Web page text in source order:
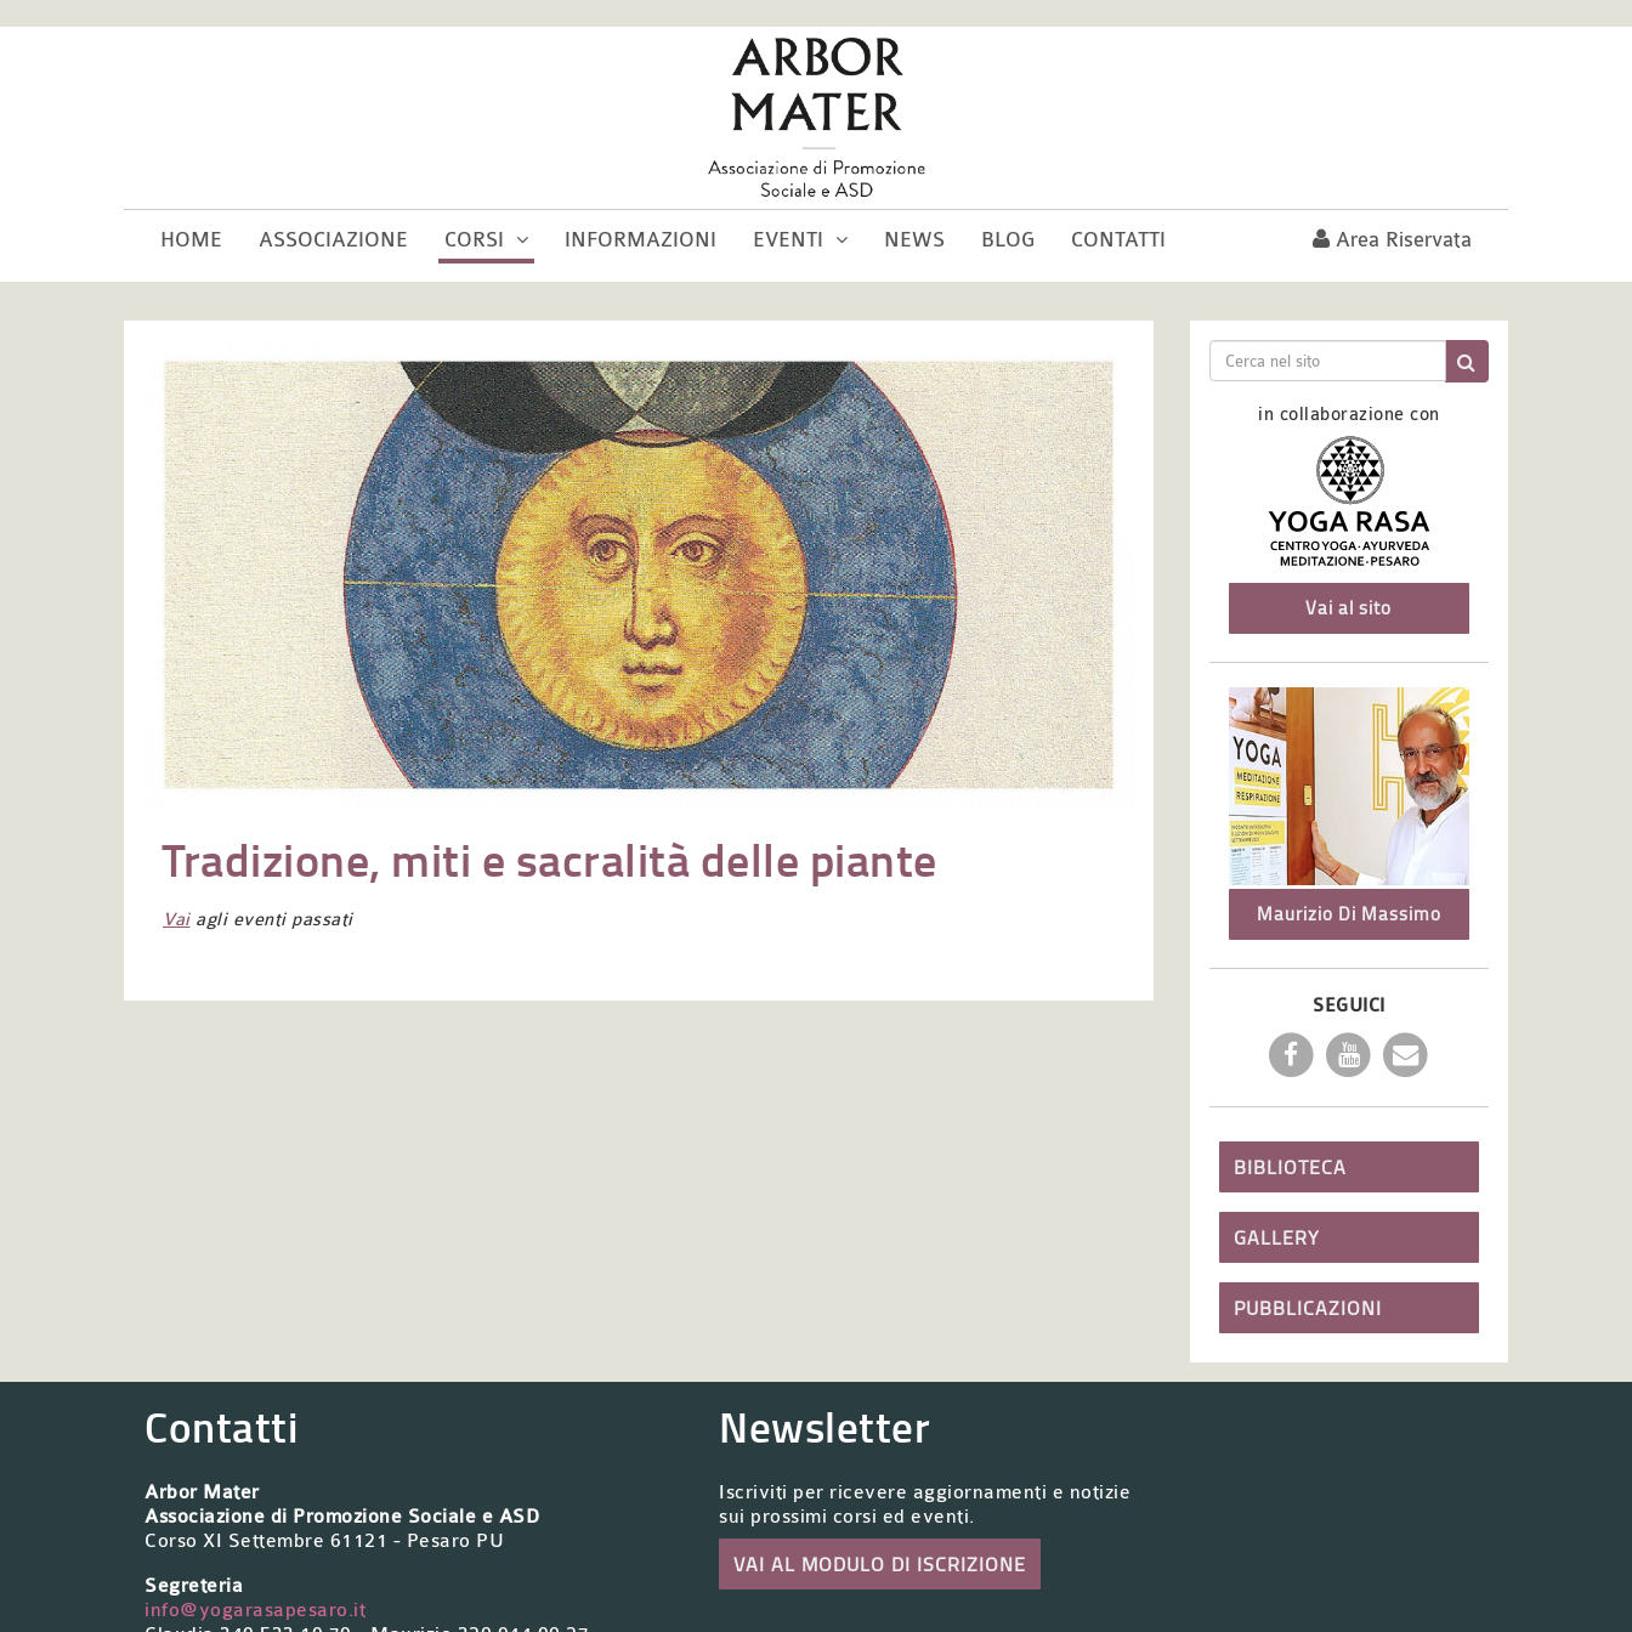
HOME ASSOCIAZIONE CORSI INFORMAZIONI EVENTI NEWS BLOG CONTATTI Area Riservata
Tradizione, miti e sacralità delle piante
Vaiagli eventi passati
in collaborazione con
Vai al sito
Maurizio Di Massimo
SEGUICI
BIBLIOTECA
GALLERY
PUBBLICAZIONI
Contatti
Arbor Mater
Associazione di Promozione Sociale e ASD
Corso XI Settembre 61121 - Pesaro PU
Segreteria
info@yogarasapesaro.it
Newsletter
Iscriviti per ricevere aggiornamenti e notizie
sui prossimi corsi ed eventi.
VAI AL MODULO DI ISCRIZIONE